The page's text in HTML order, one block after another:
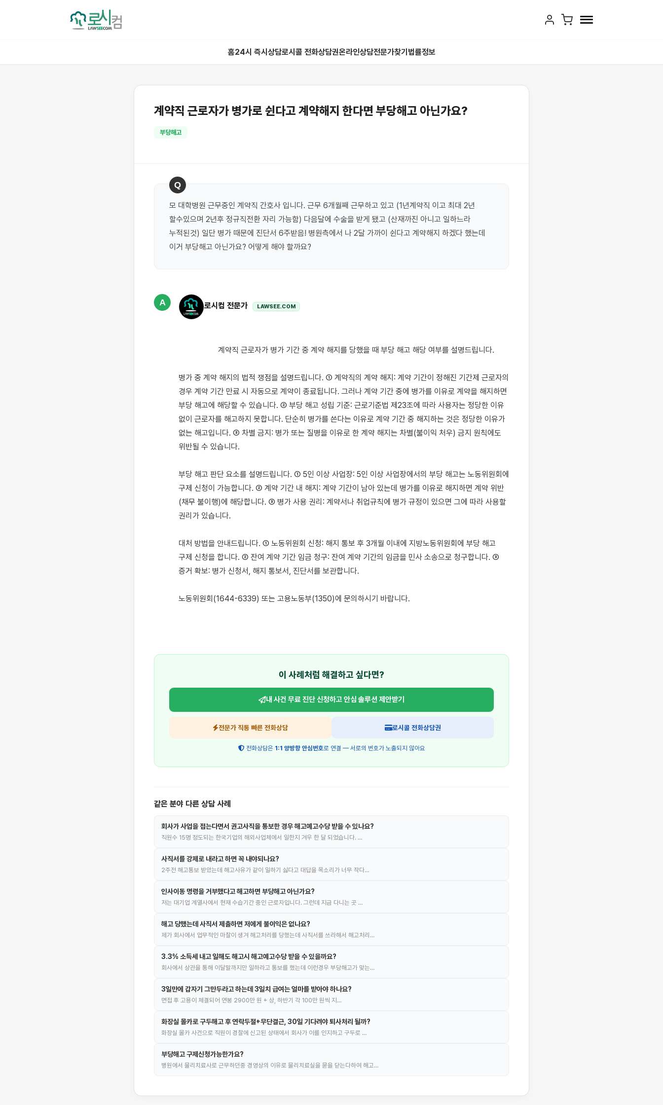
홈24시 즉시상담로시콜 전화상담권온라인상담전문가찾기 법률정보
계약직 근로자가 병가로 쉰다고 계약해지 한다면 부당해고 아닌가요?
부당해고
Q
모 대학병원 근무중인 계약직 간호사 입니다. 근무 6개월째 근무하고 있고 (1년계약직 이고 최대 2년
할수있으며 2년후 정규직전환 자리 가능함) 다음달에 수술을 받게 됐고 (산재까진 아니고 일하느라
누적된것) 일단 병가 때문에 진단서 6주받음! 병원측에서 나 2달 가까이 쉰다고 계약해지 하겠다 했는데
이거 부당해고 아닌가요? 어떻게 해야 할까요?
A 로시컴 전문가 LAWSEE.COM
병가 중 계약 해지의 법적 쟁점을 설명드립니다. ① 계약직의 계약 해지: 계약 기간이 정해진 기간제 근로자의
경우 계약 기간 만료 시 자동으로 계약이 종료됩니다. 그러나 계약 기간 중에 병가를 이유로 계약을 해지하면
부당 해고에 해당할 수 있습니다. ② 부당 해고 성립 기준: 근로기준법 제23조에 따라 사용자는 정당한 이유
없이 근로자를 해고하지 못합니다. 단순히 병가를 쓴다는 이유로 계약 기간 중 해지하는 것은 정당한 이유가
없는 해고입니다. ③ 차별 금지: 병가 또는 질병을 이유로 한 계약 해지는 차별(불이익 처우) 금지 원칙에도
위반될 수 있습니다.
부당 해고 판단 요소를 설명드립니다. ① 5인 이상 사업장: 5인 이상 사업장에서의 부당 해고는 노동위원회에
구제 신청이 가능합니다. ② 계약 기간 내 해지: 계약 기간이 남아 있는데 병가를 이유로 해지하면 계약 위반
(채무 불이행)에 해당합니다. ③ 병가 사용 권리: 계약서나 취업규칙에 병가 규정이 있으면 그에 따라 사용할
권리가 있습니다.
대처 방법을 안내드립니다. ① 노동위원회 신청: 해지 통보 후 3개월 이내에 지방노동위원회에 부당 해고
구제 신청을 합니다. ② 잔여 계약 기간 임금 청구: 잔여 계약 기간의 임금을 민사 소송으로 청구합니다. ③
증거 확보: 병가 신청서, 해지 통보서, 진단서를 보관합니다.
노동위원회(1644-6339) 또는 고용노동부(1350)에 문의하시기 바랍니다.
이 사례처럼 해결하고 싶다면?
내 사건 무료 진단 신청하고안심 솔루션 제안받기
전문가 직통 빠른 전화상담 로시콜 전화상담권
전화상담은 1:1 양방향 안심번호로 연결 — 서로의 번호가 노출되지 않아요
같은 분야 다른 상담 사례
회사가 사업을 접는다면서 권고사직을 통보한 경우 해고예고수당 받을 수 있나요?
직원수 15명 정도되는 한국기업의 해외사업체에서 일한지 겨우 한 달 되었습니다. …
사직서를 강제로 내라고 하면 꼭 내야되나요?
2주전 해고통보 받았는데 해고사유가 같이 일하기 싫다고 대답을 목소리가 너무 작다…
인사이동 명령을 거부했다고 해고하면 부당해고 아닌가요?
저는 대기업 계열사에서 현재 수습기간 중인 근로자입니다. 그런데 지금 다니는 곳 …
해고 당했는데 사직서 제출하면 저에게 불이익은 없나요?
제가 회사에서 업무적인 마찰이 생겨 해고처리를 당했는데 사직서를 쓰라해서 해고처리…
3.3% 소득세 내고 일해도 해고시 해고예고수당 받을 수 있을까요?
회사에서 상관을 통해 이달말까지만 일하라고 통보를 했는데 이런경우 부당해고가 맞는…
3일만에 갑자기 그만두라고 하는데 3일치 급여는 얼마를 받아야 하나요?
면접 후 고용이 체결되어 연봉 2900만 원 + 상, 하반기 각 100만 원씩 지…
화장실 몰카로 구두해고 후 연락두절+무단결근, 30일 기다려야 퇴사처리 될까?
화장실 몰카 사건으로 직원이 경찰에 신고된 상태에서 회사가 이를 인지하고 구두로 …
부당해고 구제신청가능한가요?
병원에서 물리치료사로 근무하던중 경영상의 이유로 물리치료실을 묻을 닫는다하여 해고…